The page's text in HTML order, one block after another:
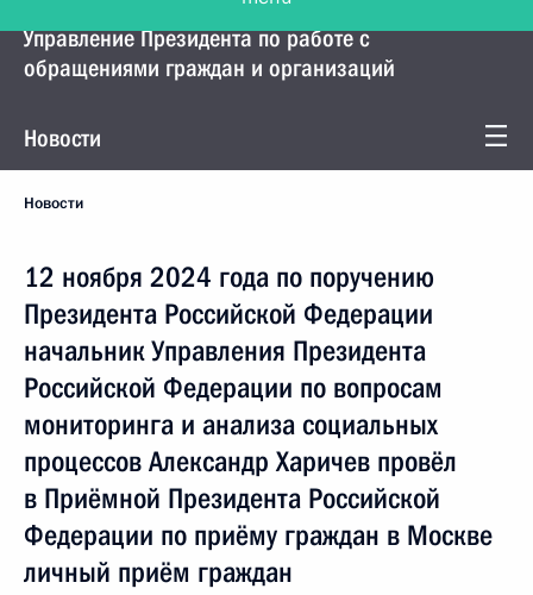
Управление Президента по работе с
обращениями граждан и организаций
Новости
Новости
12 ноября 2024 года по поручению
Президента Российской Федерации
начальник Управления Президента
Российской Федерации по вопросам
мониторинга и анализа социальных
процессов Александр Харичев провёл
в Приёмной Президента Российской
Федерации по приёму граждан в Москве
личный приём граждан